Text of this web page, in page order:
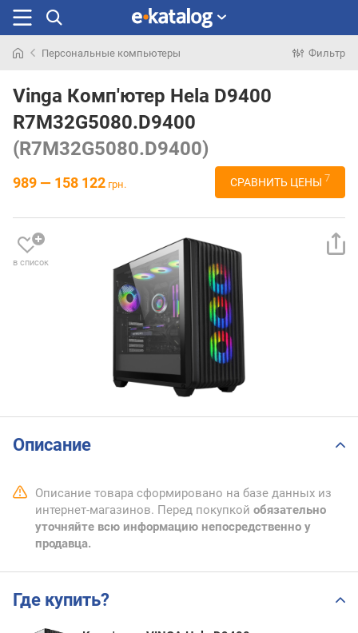
раньше
Персональные компьютеры Фильтр
Vinga Комп'ютер Hela D9400
R7M32G5080.D9400
(R7M32G5080.D9400)
989 — 158 122 грн. СРАВНИТЬ ЦЕНЫ 7
в список
Описание
Описание товара сформировано на базе данных из
интернет-магазинов. Перед покупкой обязательно
уточняйте всю информацию непосредственно у
продавца.
Где купить?